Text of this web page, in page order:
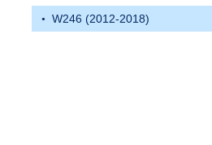
W246 (2012-2018)